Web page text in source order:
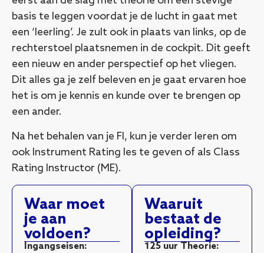
basis te leggen voordat je de lucht in gaat met
een ‘leerling’. Je zult ook in plaats van links, op de
rechterstoel plaatsnemen in de cockpit. Dit geeft
een nieuw en ander perspectief op het vliegen.
Dit alles ga je zelf beleven en je gaat ervaren hoe
het is om je kennis en kunde over te brengen op
een ander.
Na het behalen van je FI, kun je verder leren om
ook Instrument Rating les te geven of als Class
Rating Instructor (ME).
Waar moet
je aan
voldoen?
Ingangseisen:
Waaruit
bestaat de
opleiding?
125 uur Theorie: